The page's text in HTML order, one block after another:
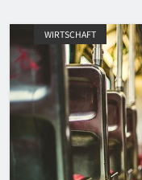
WIRTSCHAFT